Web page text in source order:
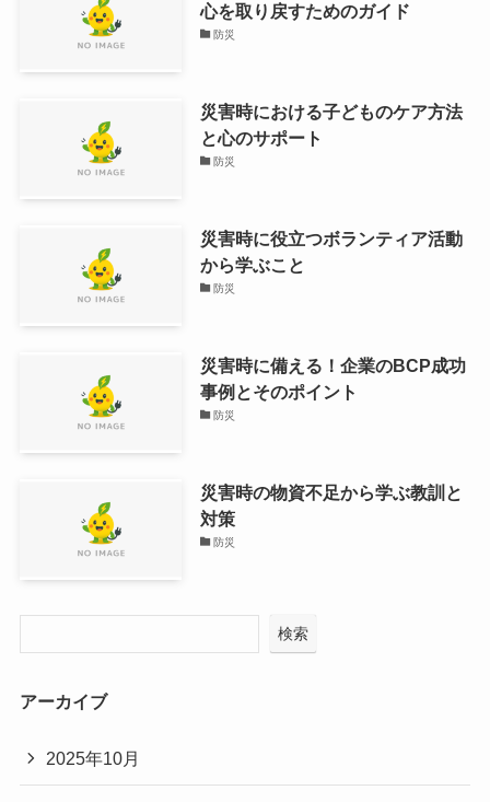
心を取り戻すためのガイド
防災
災害時における子どものケア方法
と心のサポート
防災
災害時に役立つボランティア活動
から学ぶこと
防災
災害時に備える！企業のBCP成功
事例とそのポイント
防災
災害時の物資不足から学ぶ教訓と
対策
防災
検索
アーカイブ
2025年10月